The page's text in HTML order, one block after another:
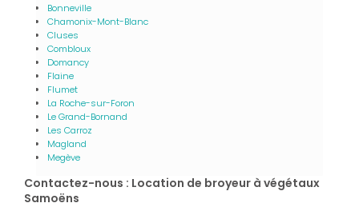
Bonneville
Chamonix-Mont-Blanc
Cluses
Combloux
Domancy
Flaine
Flumet
La Roche-sur-Foron
Le Grand-Bornand
Les Carroz
Magland
Megève
Contactez-nous : Location de broyeur à végétaux
Samoëns